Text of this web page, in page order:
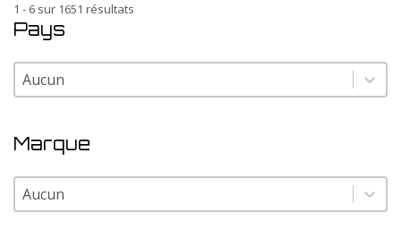
1 - 6 sur 1651 résultats
Pays
Pays
Pays
Marque
Marque
Marque